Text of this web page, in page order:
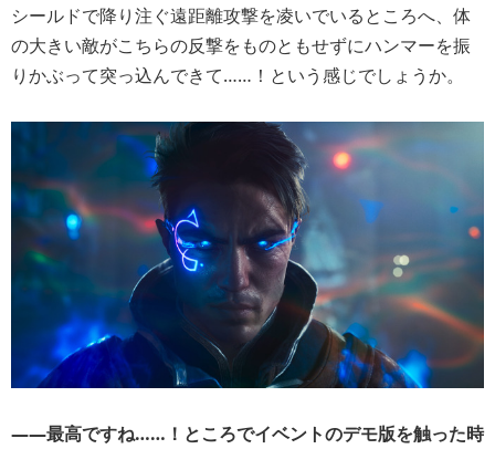
シールドで降り注ぐ遠距離攻撃を凌いでいるところへ、体
の大きい敵がこちらの反撃をものともせずにハンマーを振
りかぶって突っ込んできて……！という感じでしょうか。
――最高ですね……！ところでイベントのデモ版を触った時